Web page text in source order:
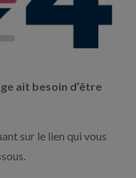
ait besoin d’être
sur le lien qui vous